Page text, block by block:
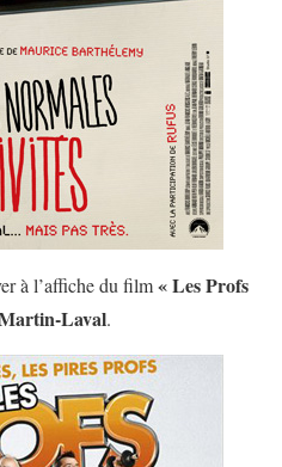
à l’affiche du film« Les Profs
Laval.